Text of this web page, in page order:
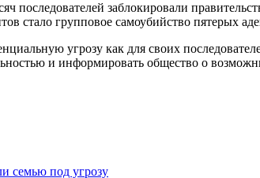
последователей заблокировали
стало групповое самоубийство пятерых
угрозу как для своих
и информировать общество о
семью под угрозу